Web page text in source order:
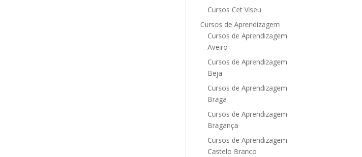
Cursos Cet Viseu
Cursos de Aprendizagem
Cursos de Aprendizagem
Aveiro
Cursos de Aprendizagem
Beja
Cursos de Aprendizagem
Braga
Cursos de Aprendizagem
Bragança
Cursos de Aprendizagem
Castelo Branco